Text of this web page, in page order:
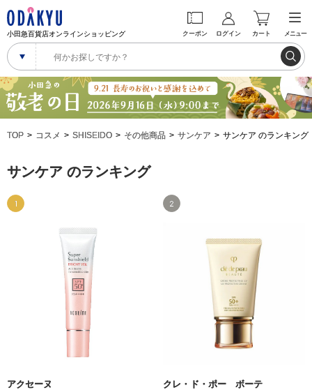
小田急百貨店オンラインショッピング クーポン ログイン カート メニュー
TOP コスメ SHISEIDO その他商品 サンケア サンケア のランキング
サンケア のランキング
1
アクセーヌ
2
クレ・ド・ポー ボーテ